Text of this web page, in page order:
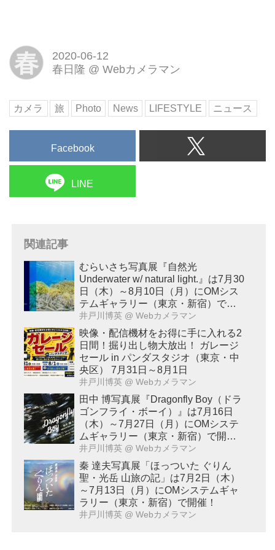
春
2020-06-12
春日隆 @ Webカメラマン
カメラ 旅 Photo News LIFESTYLE ニュース
Facebook
LINE
関連記事
むらいさち写真展『自然光
Underwater w/ natural light.』は7月30
日（木）～8月10日（月）にOMシス
テムギャラリー（東京・新宿）で開
催！
井戸川博英 @ Webカメラマン
映像・配信機材をお得に手に入れる2
日間！掘り出し物大放出！ ガレージ
セール in パンダスタジオ（東京・中
央区） 7月31日～8月1日
井戸川博英 @ Webカメラマン
田中 博写真展『Dragonfly Boy（ドラ
ゴンフライ・ボーイ）』は7月16日
（木）～7月27日（月）にOMシステ
ムギャラリー（東京・新宿）で開
催！
井戸川博英 @ Webカメラマン
秦 達夫写真展「ほっついた ぐりん
聖・光岳 山旅の記」は7月2日（木）
～7月13日（月）にOMシステムギャ
ラリー（東京・新宿）で開催！
井戸川博英 @ Webカメラマン